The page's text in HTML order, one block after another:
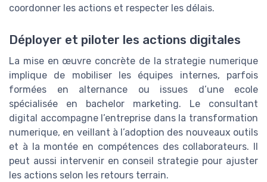
coordonner les actions et respecter les délais.
Déployer et piloter les actions digitales
La mise en œuvre concrète de la strategie numerique
implique de mobiliser les équipes internes, parfois
formées en alternance ou issues d’une ecole
spécialisée en bachelor marketing. Le consultant
digital accompagne l’entreprise dans la transformation
numerique, en veillant à l’adoption des nouveaux outils
et à la montée en compétences des collaborateurs. Il
peut aussi intervenir en conseil strategie pour ajuster
les actions selon les retours terrain.